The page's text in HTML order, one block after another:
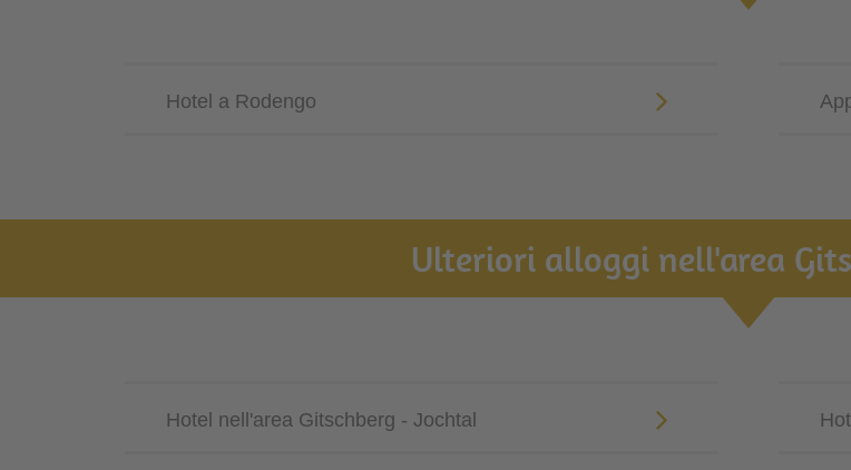
Hotel a Rodengo
Ulteriori alloggi nell'area
Hotel nell'area Gitschberg - Jochtal